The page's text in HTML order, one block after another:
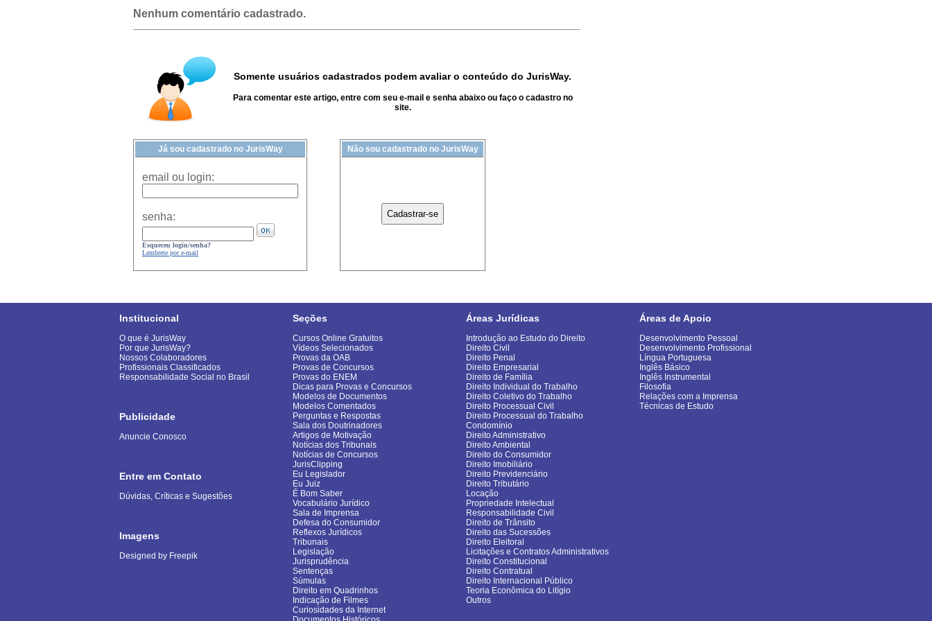
Nenhum comentário cadastrado.
Somente usuários cadastrados podem avaliar o conteúdo do JurisWay.
Para comentar este artigo, entre com seu e-mail e senha abaixo ou faço o cadastro no
site.
Já sou cadastrado no JurisWay
email ou login:
senha:
Esqueceu login/senha?
Lembrete por e-mail
Não sou cadastrado no JurisWay
Institucional
O que é JurisWay
Por que JurisWay?
Nossos Colaboradores
Profissionais Classificados
Responsabilidade Social no Brasil
Publicidade
Anuncie Conosco
Entre em Contato
Dúvidas, Críticas e Sugestões
Imagens
Designed by Freepik
Seções
Cursos Online Gratuitos
Vídeos Selecionados
Provas da OAB
Provas de Concursos
Provas do ENEM
Dicas para Provas e Concursos
Modelos de Documentos
Modelos Comentados
Perguntas e Respostas
Sala dos Doutrinadores
Artigos de Motivação
Notícias dos Tribunais
Notícias de Concursos
JurisClipping
Eu Legislador
Eu Juiz
É Bom Saber
Vocabulário Jurídico
Sala de Imprensa
Defesa do Consumidor
Reflexos Jurídicos
Tribunais
Legislação
Jurisprudência
Sentenças
Súmulas
Direito em Quadrinhos
Indicação de Filmes
Curiosidades da Internet
Áreas Jurídicas
Introdução ao Estudo do Direito
Direito Civil
Direito Penal
Direito Empresarial
Direito de Família
Direito Individual do Trabalho
Direito Coletivo do Trabalho
Direito Processual Civil
Direito Processual do Trabalho
Condomínio
Direito Administrativo
Direito Ambiental
Direito do Consumidor
Direito Imobiliário
Direito Previdenciário
Direito Tributário
Locação
Propriedade Intelectual
Responsabilidade Civil
Direito de Trânsito
Direito das Sucessões
Direito Eleitoral
Licitações e Contratos Administrativos
Direito Constitucional
Direito Contratual
Direito Internacional Público
Teoria Econômica do Litígio
Outros
Áreas de Apoio
Desenvolvimento Pessoal
Desenvolvimento Profissional
Língua Portuguesa
Inglês Básico
Inglês Instrumental
Filosofia
Relações com a Imprensa
Técnicas de Estudo